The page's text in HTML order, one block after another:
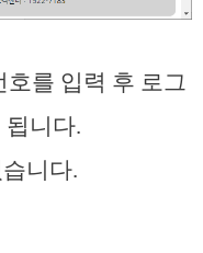
를 입력 후 로그
됩니다.
니다.